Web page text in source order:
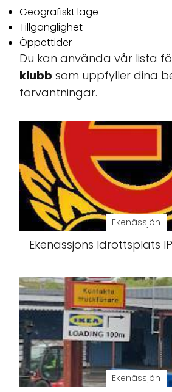
Geografiskt läge
Tillgänglighet
Öppettider
Du kan använda vår lista
klubb som uppfyller dina
förväntningar.
Ekenässjön
Ekenässjöns Idrottsplats
Ekenässjön